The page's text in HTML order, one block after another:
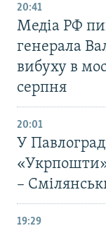
20:41
Медіа РФ
генерала
вибуху в
серпня
20:01
У
–
19:29